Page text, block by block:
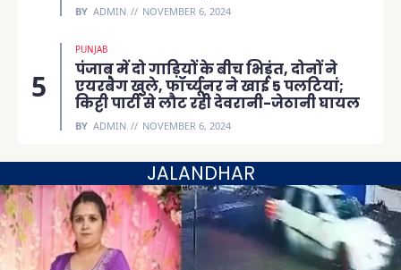
BY ADMIN NOVEMBER 6, 2024
PUNJAB
पंजाब में दो गाड़ियों के बीच भिड़ंत, दोनों ने
एयरबैग खुले, फॉर्च्यूनर ने खाई 5 पलटियां;
किट्टी पार्टी से लौट रही देवरानी-जेठानी घायल
BY ADMIN NOVEMBER 6, 2024
JALANDHAR